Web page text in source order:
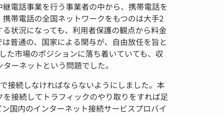
電話事業を行う事業者の中から、携帯電話を
帯電話の全国ネットワークをもつのは大手2
状況になっても、利用者保護の観点から料金
普通の、国家による関与が、自由放任を旨と
た市場のポジションに落ち着いていても、収
ーネットという問題でした。
接続しなければならないようにしました。本
接続してトラフィックのやり取りをすれば足
国内のインターネット接続サービスプロバイ